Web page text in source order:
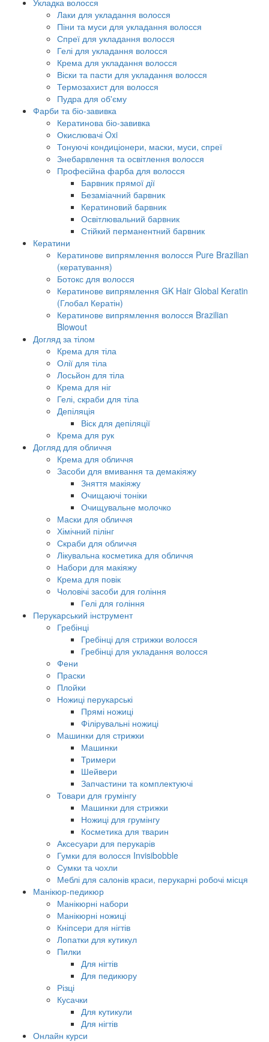
Укладка волосся
Лаки для укладання волосся
Піни та муси для укладання волосся
Спреї для укладання волосся
Гелі для укладання волосся
Крема для укладання волосся
Віски та пасти для укладання волосся
Термозахист для волосся
Пудра для об'єму
Фарби та біо-завивка
Кератинова біо-завивка
Окислювачі Oxi
Тонуючі кондиціонери, маски, муси, спреї
Знебарвлення та освітлення волосся
Професійна фарба для волосся
Барвник прямої дії
Безаміачний барвник
Кератиновий барвник
Освітлювальний барвник
Стійкий перманентний барвник
Кератини
Кератинове випрямлення волосся Pure Brazilian
(кератування)
Ботокс для волосся
Кератинове випрямлення GK Hair Global Keratin
(Глобал Кератін)
Кератинове випрямлення волосся Brazilian
Blowout
Догляд за тілом
Крема для тіла
Олії для тіла
Лосьйон для тіла
Крема для ніг
Гелі, скраби для тіла
Депіляція
Віск для депіляції
Крема для рук
Догляд для обличчя
Крема для обличчя
Засоби для вмивання та демакіяжу
Зняття макіяжу
Очищаючі тоніки
Очищувальне молочко
Маски для обличчя
Хімічний пілінг
Скраби для обличчя
Лікувальна косметика для обличчя
Набори для макіяжу
Крема для повік
Чоловічі засоби для гоління
Гелі для гоління
Перукарський інструмент
Гребінці
Гребінці для стрижки волосся
Гребінці для укладання волосся
Фени
Праски
Плойки
Ножиці перукарські
Прямі ножиці
Філірувальні ножиці
Машинки для стрижки
Машинки
Тримери
Шейвери
Запчастини та комплектуючі
Товари для грумінгу
Машинки для стрижки
Ножиці для грумінгу
Косметика для тварин
Аксесуари для перукарів
Гумки для волосся Invisibobble
Сумки та чохли
Меблі для салонів краси, перукарні робочі місця
Манікюр-педикюр
Манікюрні набори
Манікюрні ножиці
Кніпсери для нігтів
Лопатки для кутикул
Пилки
Для нігтів
Для педикюру
Різці
Кусачки
Для кутикули
Для нігтів
Онлайн курси